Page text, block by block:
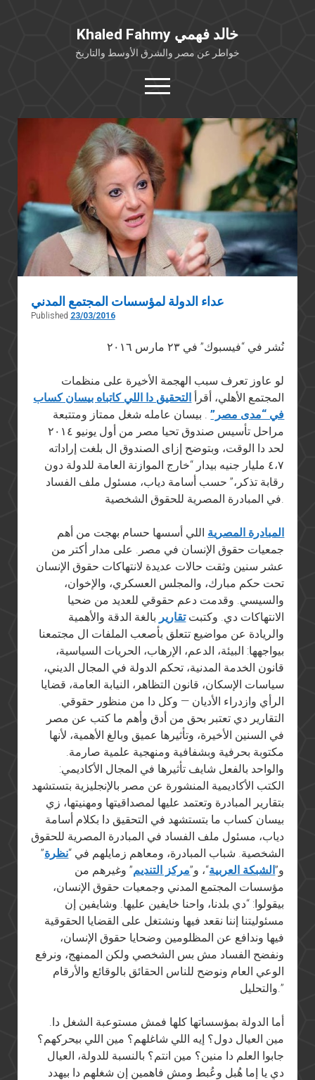
Khaled Fahmy خالد فهمي
خواطر عن مصر والشرق الأوسط والتاريخ
open
menu
twitterfacebook
خلفية شخصية
كتابات أكاديمية
مقالات صحافية
بوستات من فيسبوك
مقابلات في الإعلام
Languages
عداء الدولة لمؤسسات المجتمع المدني
Published 23/03/2016
نُشر في “فيسبوك” في ٢٣ مارس ٢٠١٦
لو عاوز تعرف سبب الهجمة الأخيرة على منظمات
المجتمع الأهلي، أقرأ التحقيق دا اللي كاتباه بيسان كساب
في “مدى مصر”. بيسان عامله شغل ممتاز ومتتبعة
مراحل تأسيس صندوق تحيا مصر من أول يونيو ٢٠١٤
لحد دا الوقت، وبتوضح إزاى الصندوق ال بلغت إراداته
٤،٧ مليار جنيه بيدار “خارج الموازنة العامة للدولة دون
رقابة تذكر،” حسب أسامة دياب، مسئول ملف الفساد
المبادرة المصرية اللي أسسها حسام بهجت من أهم
جمعيات حقوق الإنسان في مصر. على مدار أكتر من
عشر سنين وثقت حالات عديدة لانتهاكات حقوق الإنسان
تحت حكم مبارك، والمجلس العسكري، والإخوان،
والسيسي. وقدمت دعم حقوقي للعديد من ضحيا
الانتهاكات دي. وكتبتتقارير بالغة الدقة والأهمية
والريادة عن مواضيع تتعلق بأصعب الملفات ال مجتمعنا
بيواجهها: البيئة، الدعم، الإرهاب، الحريات السياسية،
قانون الخدمة المدنية، تحكم الدولة في المجال الديني،
سياسات الإسكان، قانون التظاهر، النيابة العامة، قضايا
الرأي وازدراء الأديان — وكل دا من منظور حقوقي.
التقارير دي تعتبر بحق من أدق وأهم ما كتب عن مصر
في السنين الأخيرة، وتأثيرها عميق وبالغ الأهمية، لأنها
مكتوبة بحرفية وبشفافية ومنهجية علمية صارمة.
والواحد بالفعل شايف تأثيرها في المجال الأكاديمي:
الكتب الأكاديمية المنشورة عن مصر بالإنجليزية بتستشهد
بتقارير المبادرة وتعتمد عليها لمصداقيتها ومهنيتها، زي
بيسان كساب ما بتستشهد في التحقيق دا بكلام أسامة
دياب، مسئول ملف الفساد في المبادرة المصرية للحقوق
الشخصية. شباب المبادرة، ومعاهم زمايلهم في “نظرة”
و”الشبكة العربية“، و”مركز التنديم” وغيرهم من
مؤسسات المجتمع المدني وجمعيات حقوق الإنسان،
بيقولوا: “دي بلدنا، واحنا خايفين عليها. وشايفين إن
مسئوليتنا إننا نقعد فيها ونشتغل على القضايا الحقوقية
فيها وندافع عن المظلومين وضحايا حقوق الإنسان،
ونفضح الفساد مش بس الشخصي ولكن الممنهج، ونرفع
الوعي العام ونوضح للناس الحقائق بالوقائع والأرقام
والتحليل.”
أما الدولة بمؤسساتها كلها فمش مستوعبة الشغل دا.
مين العيال دول؟ إيه اللي شاغلهم؟ مين اللي بيحركهم؟
جابوا العلم دا منين؟ مين انتم؟ بالنسبة للدولة، العيال
دي يا إما هُبل وعُبط ومش فاهمين إن شغلهم دا بيهدد